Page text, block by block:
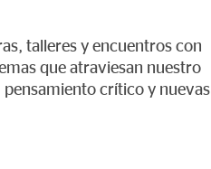
talleres y encuentros con
que atraviesan nuestro
crítico y nuevas